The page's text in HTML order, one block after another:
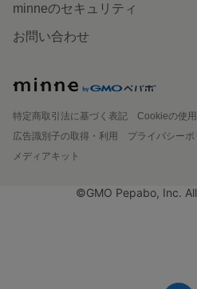
minneのセキュリティ
お問い合わせ
特定商取引法に基づく表記
Cookieの使
広告識別子の取得・利用
プライバシーポ
メディアキット
©GMO Pepabo, Inc.